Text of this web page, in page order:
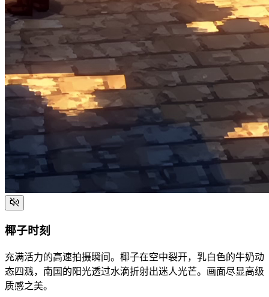
椰子时刻
充满活力的高速拍摄瞬间。椰子在空中裂开，乳白色的牛奶动
态四溅，南国的阳光透过水滴折射出迷人光芒。画面尽显高级
质感之美。